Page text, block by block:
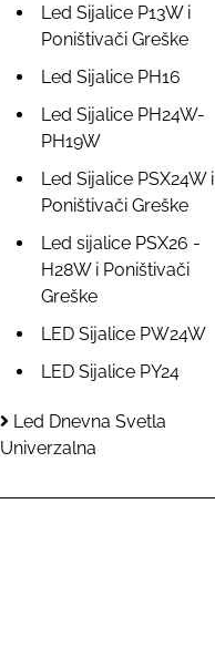
Led Sijalice P13W i
Poništivači Greške
Led Sijalice PH16
Led Sijalice PH24W-
PH19W
Led Sijalice PSX24W i
Poništivači Greške
Led sijalice PSX26 -
H28W i Poništivači
Greške
LED Sijalice PW24W
LED Sijalice PY24
Led Dnevna Svetla
Univerzalna